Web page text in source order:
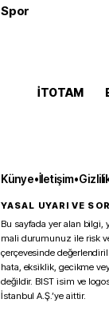
Spor
İTOTAM
Künye•İletişim•
YASAL UYARI VE
Bu sayfada yer alan bilgi,
mali durumunuz ile risk
çerçevesinde
hata, eksiklik, gecikme
değildir. BIST isim ve
İstanbul A.Ş.’ye aittir.